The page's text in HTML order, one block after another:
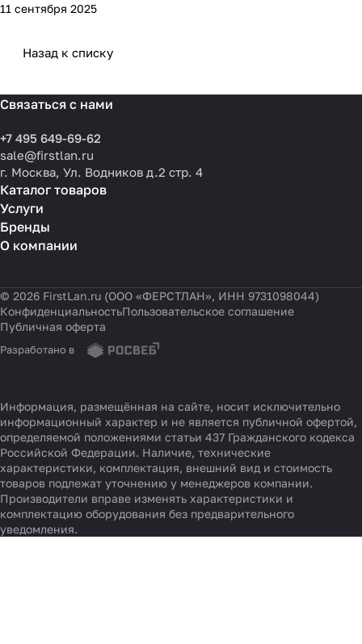
11 сентября 2025
Назад к списку
Связаться с нами
+7 495 649-69-62
sale@firstlan.ru
г. Москва, Ул. Водников д.2 стр. 4
Каталог товаров
Услуги
Бренды
О компании
© 2026 FirstLan.ru (ООО «ФЕРСТЛАН», ИНН 9731098044)
КонфиденциальностьПользовательское соглашение
Публичная оферта
Разработано в
Информация, размещённая на сайте, носит исключительно
информационный характер и не является публичной офертой,
определяемой положениями статьи 437 Гражданского кодекса
Российской Федерации. Наличие, технические
характеристики, комплектация, внешний вид и стоимость
товаров подлежат уточнению у менеджеров компании.
Производители вправе изменять характеристики и
комплектацию оборудования без предварительного
уведомления.